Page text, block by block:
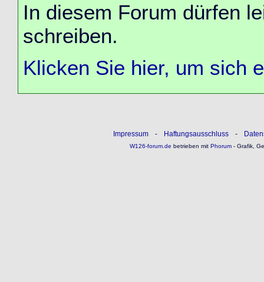
In diesem Forum dürfen
schreiben.
Klicken Sie hier, um sich
Impressum - Haftungsausschluss -
W126-forum.de betrieben mitPhorum- Grafik,